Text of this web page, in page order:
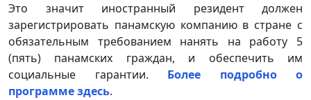
Это значит иностранный резидент должен
зарегистрировать панамскую компанию в стране с
обязательным требованием нанять на работу 5
(пять) панамских граждан, и обеспечить им
социальные гарантии. Более подробно о
программе здесь.